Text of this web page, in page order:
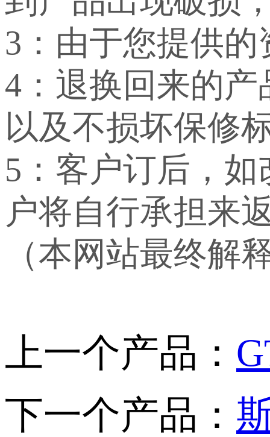
3：由于您提供
4：退换回来的
以及不损坏保修
5：客户订后，
户将自行承担来
（本网站最终解
上一个产品：
下一个产品：